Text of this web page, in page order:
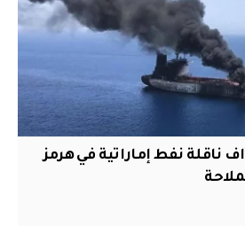
ناقلة نفط إماراتية في هرمز